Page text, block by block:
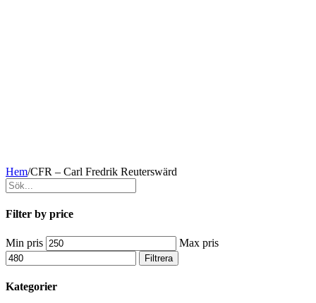
Hem/CFR – Carl Fredrik Reuterswärd
Filter by price
Min pris Max pris
Filtrera
Kategorier